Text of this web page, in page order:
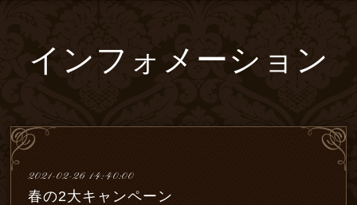
インフォメーション
2021-02-26 14:40:00
春の2大キャンペーン